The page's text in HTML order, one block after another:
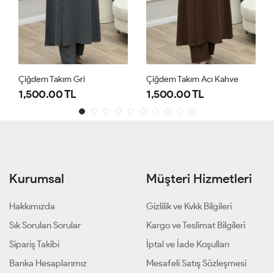
Çiğdem Takım Gri
1,500.00 TL
Çiğdem Takım Acı Kahve
1,500.00 TL
Kurumsal
Hakkımızda
Sık Sorulan Sorular
Sipariş Takibi
Banka Hesaplarımız
Müşteri Hizmetleri
Gizlilik ve Kvkk Bilgileri
Kargo ve Teslimat Bilgileri
İptal ve İade Koşulları
Mesafeli Satış Sözleşmesi